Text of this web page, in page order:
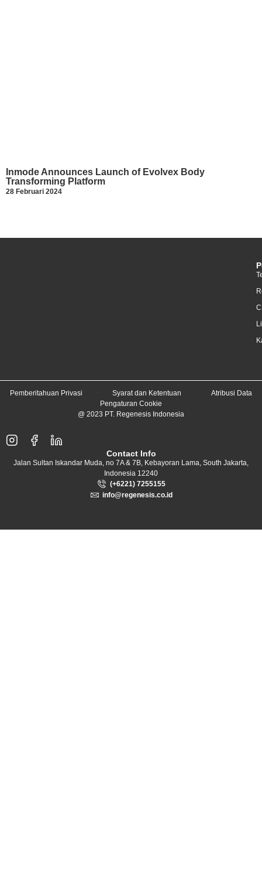
Inmode Announces Launch of Evolvex Body
Transforming Platform
28 Februari 2024
Pemberitahuan Privasi Syarat dan Ketentuan
Atribusi Data
Pengaturan Cookie
@ 2023 PT. Regenesis Indonesia
Contact Info
Jalan Sultan Iskandar Muda, no 7A & 7B, Kebayoran Lama, South Jakarta,
Indonesia 12240
(+6221) 7255155
info@regenesis.co.id